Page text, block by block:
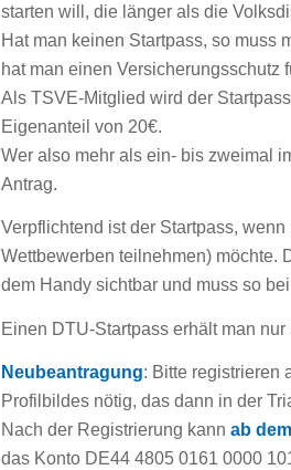
starten will, die länger als die
Hat man keinen Startpass, so muss
hat man einen Versicherungsschutz
Als TSVE-Mitglied wird der
Eigenanteil von 20€.
Wer also mehr als ein- bis zweimal
Antrag.
Verpflichtend ist der Startpass,
Wettbewerben teilnehmen) möchte.
dem Handy sichtbar und muss so
Einen DTU-Startpass erhält man
Neubeantragung: Bitte registrieren
Profilbildes nötig, das dann in der
Nach der Registrierung kannab
das Konto DE44 4805 0161 0000